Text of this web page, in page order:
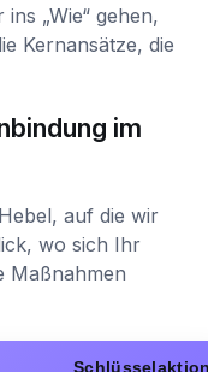
„Wie“ gehen,
Kernansätze, die
im
auf die wir
wo sich Ihr
Maßnahmen